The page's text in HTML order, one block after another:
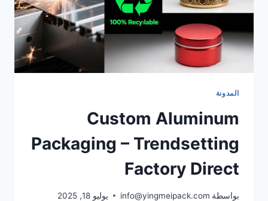
المدونة
Custom Aluminum
Packaging – Trendsetting
Factory Direct
بواسطة info@yingmeipack.com يوليو 18, 2025